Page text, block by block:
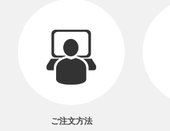
ご注文方法